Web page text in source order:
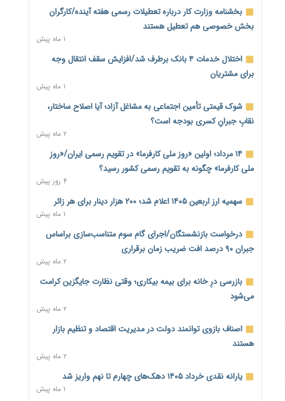
۱ ساعت پیش
صادرات مرغ مازاد هنوز آغاز نشده است؛ چالش قیمت و
۱ ساعت پیش
شیر صنعتی چگونه تولید می‌شود؟ پاسخ مدیر کل استاندارد به
نسخه قطعه‌سازان برای سایپا؛ خروج دولت از مدیریت پیش از
۲ ساعت پیش
تجارت خارجی ایران در مسیر تسویه فرامرزی با رمزارز
یک سال پرچالش اینترنت/دولت چهاردهم از محدودیت به
۲ ساعت پیش
نه از جنگ می‌ترسیم، نه از مذاکره برای منافع ملی
فرمول تازه مستمری در راه است؛ کارگران بازنده اصلاحات تأمین
اجتماعی؟
کنترل ترازنامه بانک‌ها؛ شمشیر دولبه مهار تورم و تأمین مالی
بخشنامه وزارت کار درباره تعطیلات رسمی هفته آینده/کارگران
بخش خصوصی هم تعطیل هستند
۱ ماه پیش
اختلال خدمات ۴ بانک برطرف شد/افزایش سقف انتقال وجه
برای مشتریان
۱ ماه پیش
شوک قیمتی تأمین اجتماعی به مشاغل آزاد؛ آیا اصلاح ساختار،
نقابِ جبرانِ کسری بودجه است؟
۲ ماه پیش
۱۴ مرداد؛ اولین «روز ملی کارفرما» در تقویم رسمی ایران/«روز
ملی کارفرما» چگونه به تقویم رسمی کشور رسید؟
۴ روز پیش
سهمیه ارز اربعین ۱۴۰۵ اعلام شد؛ ۲۰۰ هزار دینار برای هر زائر
۱ ماه پیش
درخواست بازنشستگان/اجرای گام سوم متناسب‌سازی براساس
جبران ۹۰ درصد افت ضریب زمان برقراری
۲ ماه پیش
بازرسی درِ خانه برای بیمه بیکاری؛ وقتی نظارت جایگزین کرامت
می‌شود
۲ ماه پیش
اصناف بازوی توانمند دولت در مدیریت اقتصاد و تنظیم بازار
هستند
۲ ماه پیش
یارانه نقدی خرداد ۱۴۰۵ دهک‌های چهارم تا نهم واریز شد
۱ ماه پیش